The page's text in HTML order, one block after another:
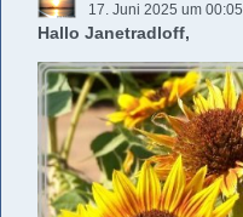
17. Juni 2025 um 00:05
Hallo Janetradloff,